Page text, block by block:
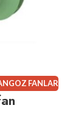
FANLAR